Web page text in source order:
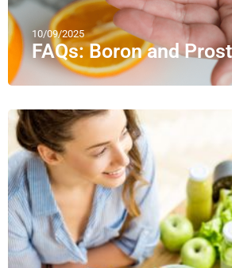
10/09/2025
FAQs: Boron and